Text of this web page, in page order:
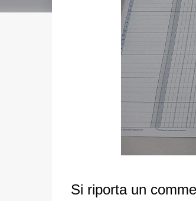
Si riporta un